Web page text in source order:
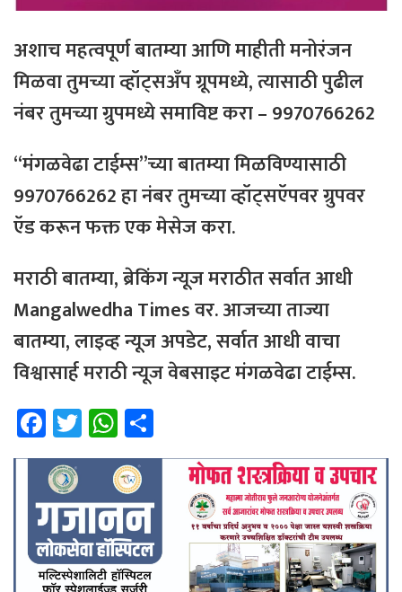
अशाच महत्वपूर्ण बातम्या आणि माहीती मनोरंजन
मिळवा तुमच्या व्हॉट्सअँप ग्रूपमध्ये, त्यासाठीपुढील
नंबरतुमच्याग्रुपमध्येसमाविष्टकरा – 9970766262
“मंगळवेढा टाईम्स”च्या बातम्या मिळविण्यासाठी
9970766262 हा नंबर तुमच्या व्हॉट्सऍपवर ग्रुपवर
ऍडकरून फक्तएकमेसेज करा.
मराठीबातम्या,ब्रेकिंगन्यूजमराठीतसर्वातआधी
Mangalwedha Timesवर. आजच्या ताज्या
बातम्या, लाइव्ह न्यूज अपडेट, सर्वात आधी वाचा
विश्वासार्ह मराठी न्यूज वेबसाइट मंगळवेढा टाईम्स.
Fa
ce
b
o
ok
T
wi
er
W
h
at
sA
p
p
ar